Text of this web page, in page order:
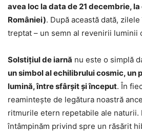
avea loc la data de 21 decembrie, la
României). După această dată,
treptat – un semn al revenirii luminii
Solstițiul de iarnă nu este o simplă
un simbol al echilibrului cosmic, un
lumină, între sfârșit și început. În
reamintește de legătura noastră
ritmurile etern repetabile ale naturii.
întâmpinăm privind spre un răsărit